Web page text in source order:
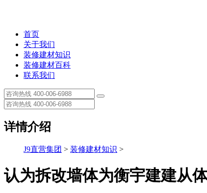
首页
关于我们
装修建材知识
装修建材百科
联系我们
详情介绍
J9直营集团 > 装修建材知识 >
认为拆改墙体为衡宇建建从